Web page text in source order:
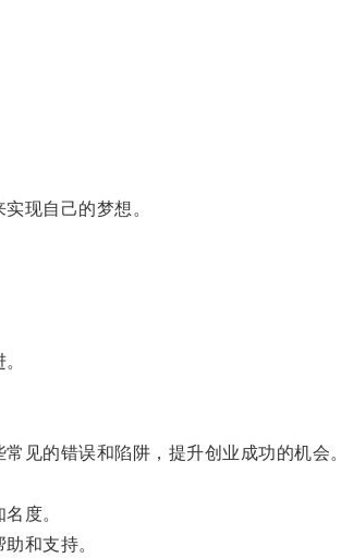
现自己的梦想。
见的错误和陷阱，提升创业成功的机会。
度。
和支持。